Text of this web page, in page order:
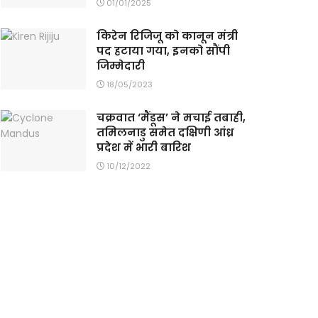
01/01/2025
किरेन रिजिजू को कानून मंत्री
पद हटाया गया, इनको सौंपी
जिम्मेदारी
18/05/2023
चक्रवात ‘मैंडूस’ ने मचाई तबाही,
तमिलनाडु समेत दक्षिणी आंध्र
प्रदेश में भारी बारिश
10/12/2022